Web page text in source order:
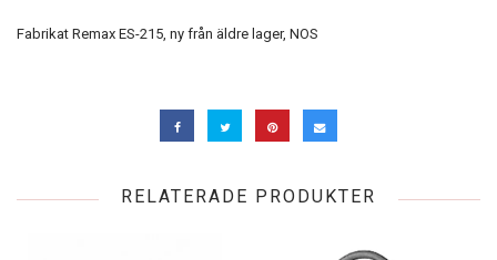
Fabrikat Remax ES-215, ny från äldre lager, NOS
RELATERADE PRODUKTER